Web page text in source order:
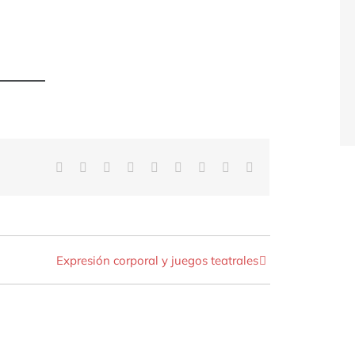
Facebook
TwitterReddit LinkedInWhatsApp
TumblrPinterest
Expresión corporal y juegos teatrales